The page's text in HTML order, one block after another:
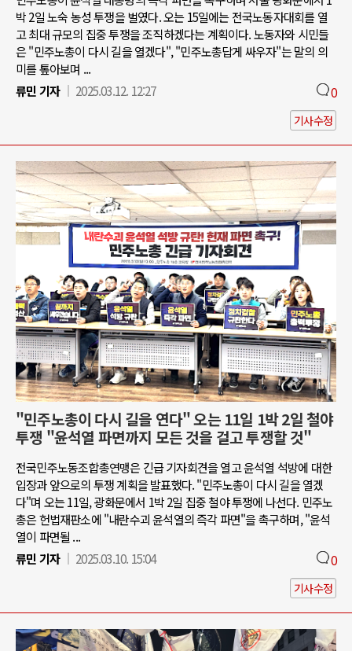
박 2일 노숙 농성 투쟁을 벌였다. 오는 15일에는 전국노동자대회를 열
고 최대 규모의 집중 투쟁을 조직하겠다는 계획이다. 노동자와 시민들
은 "민주노총이 다시 길을 열겠다", "민주노총답게 싸우자"는 말의 의
미를 톺아보며 ...
류민 기자
2025.03.12. 12:27 0
기사수정
"민주노총이 다시 길을 연다" 오는 11일 1박 2일 철야
투쟁 "윤석열 파면까지 모든 것을 걸고 투쟁할 것"
전국민주노동조합총연맹은 긴급 기자회견을 열고 윤석열 석방에 대한
입장과 앞으로의 투쟁 계획을 발표했다. "민주노총이 다시 길을 열겠
다"며 오는 11일, 광화문에서 1박 2일 집중 철야 투쟁에 나선다. 민주노
총은 헌법재판소에 "내란수괴 윤석열의 즉각 파면"을 촉구하며, "윤석
열이 파면될 ...
류민 기자
2025.03.10. 15:04 0
기사수정